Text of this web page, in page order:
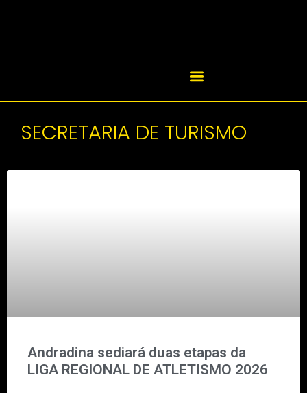
SECRETARIA DE TURISMO
Andradina sediará duas etapas da
LIGA REGIONAL DE ATLETISMO 2026